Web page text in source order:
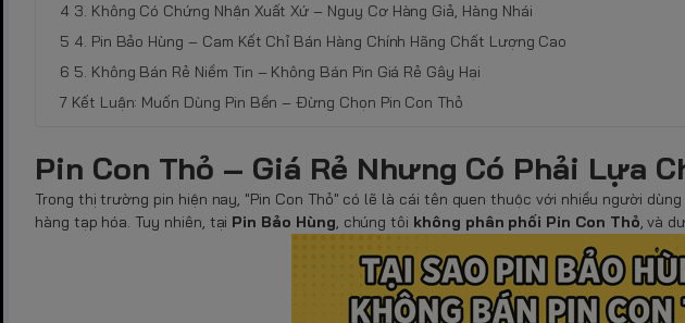
3. Không Có Chứng Nhận Xuất Xứ – Nguy Cơ Hàng Giả, Hàng Nhái
4. Pin Bảo Hùng – Cam Kết Chỉ Bán Hàng Chính Hãng Chất Lượng Cao
5. Không Bán Rẻ Niềm Tin – Không Bán Pin Giá Rẻ Gây Hại
Kết Luận: Muốn Dùng Pin Bền – Đừng Chọn Pin Con Thỏ
Pin Con Thỏ – Giá Rẻ Nhưng Có Phải Lựa
Trong thị trường pin hiện nay, "Pin Con Thỏ" có lẽ là cái tên quen thuộc với nhiều người
hàng tạp hóa. Tuy nhiên, tại Pin Bảo Hùng, chúng tôi không phân phối Pin Con Thỏ, và